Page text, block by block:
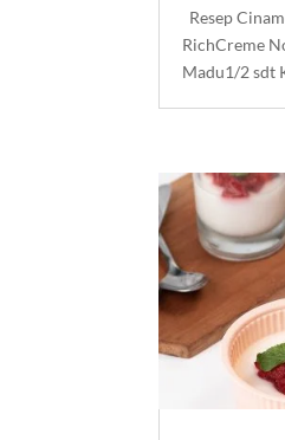
Resep
RichCreme
Madu1/2 sdt